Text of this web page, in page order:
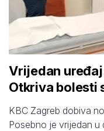
Vrijedan
Otkriva bolesti
KBC Zagreb dobiva
Posebno je vrijedan u